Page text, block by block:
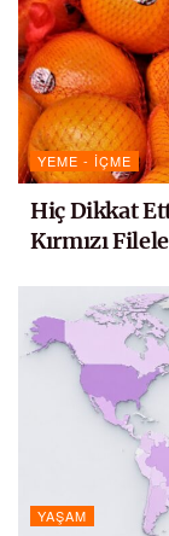
YEME - İÇME
Hiç Dikkat
Kırmızı
YAŞAM